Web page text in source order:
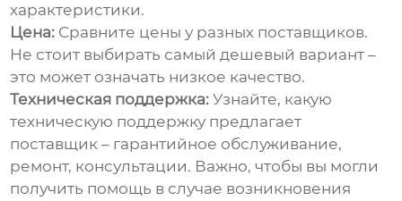
характеристики.
Цена: Сравните цены у разных поставщиков.
Не стоит выбирать самый дешевый вариант –
это может означать низкое качество.
Техническая поддержка: Узнайте, какую
техническую поддержку предлагает
поставщик – гарантийное обслуживание,
ремонт, консультации. Важно, чтобы вы могли
получить помощь в случае возникновения